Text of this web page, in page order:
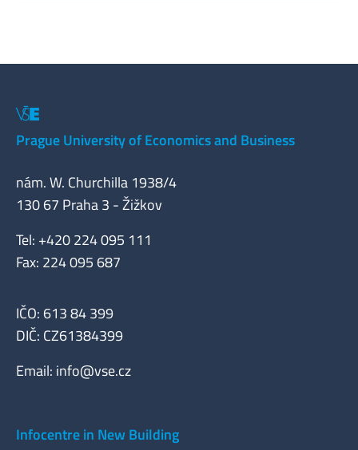
Prague University of Economics and Business
nám. W. Churchilla 1938/4
130 67 Praha 3 - Žižkov
Tel: +420 224 095 111
Fax: 224 095 687
IČO: 613 84 399
DIČ: CZ61384399
Email: info@vse.cz
Infocentre in New Building